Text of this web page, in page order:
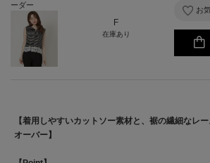
ーダー
F
在庫あり
お
【着用しやすいカットソー素材と、裾の繊細なレ
オーバー】